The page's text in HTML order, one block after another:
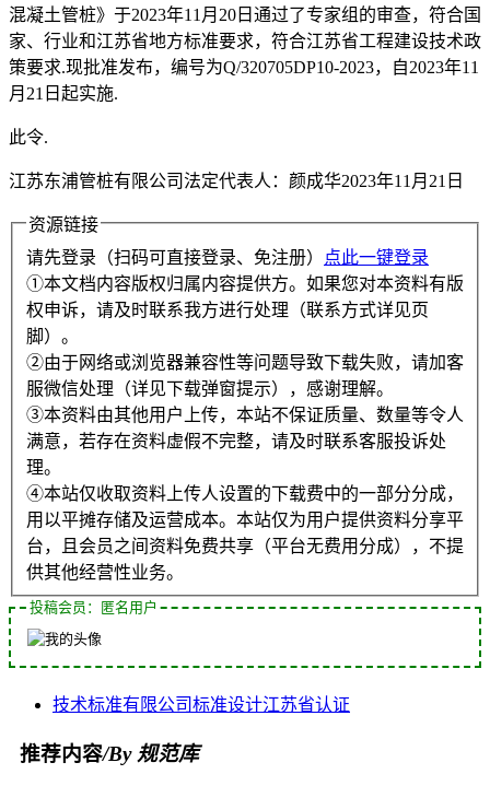
混凝土管桩》于2023年11月20日通过了专家组的审查，符合国
家、行业和江苏省地方标准要求，符合江苏省工程建设技术政
策要求.现批准发布，编号为Q/320705DP10-2023，自2023年11
月21日起实施.
此令.
江苏东浦管桩有限公司法定代表人：颜成华2023年11月21日
资源链接
请先登录（扫码可直接登录、免注册）
点此一键登录
①本文档内容版权归属内容提供方。如果您对本资料有版
权申诉，请及时联系我方进行处理（联系方式详见页
脚）。
②由于网络或浏览器兼容性等问题导致下载失败，请加客
服微信处理（详见下载弹窗提示），感谢理解。
③本资料由其他用户上传，本站不保证质量、数量等令人
满意，若存在资料虚假不完整，请及时联系客服投诉处
理。
④本站仅收取资料上传人设置的下载费中的一部分分成，
用以平摊存储及运营成本。本站仅为用户提供资料分享平
台，且会员之间资料免费共享（平台无费用分成），不提
供其他经营性业务。
投稿会员：匿名用户
技术标准有限公司标准设计江苏省认证
推荐内容/By 规范库